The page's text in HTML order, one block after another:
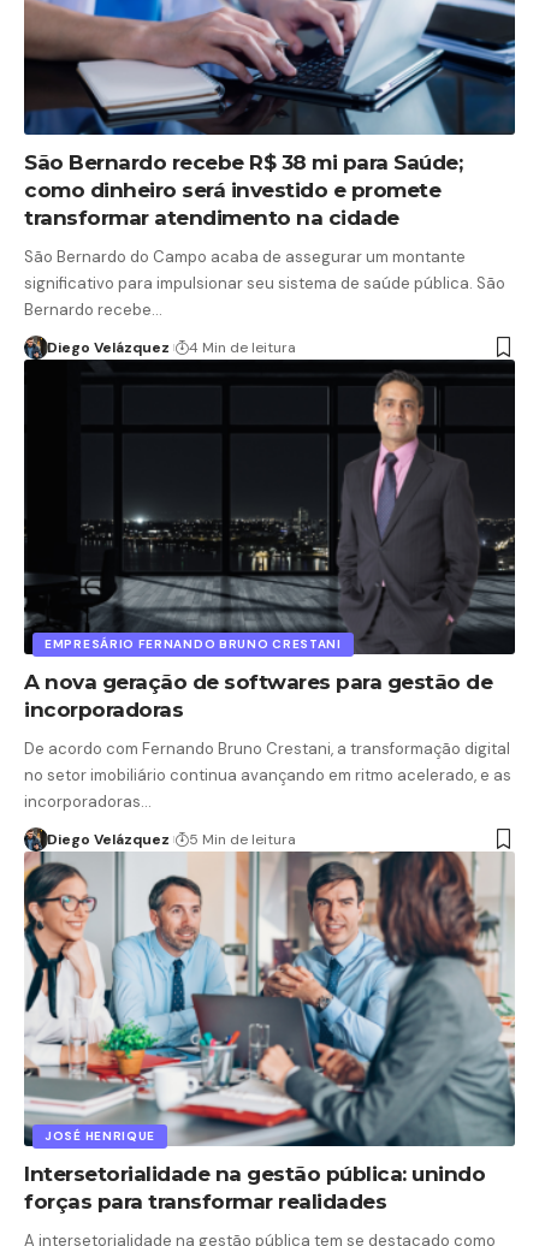
São Bernardo recebe R$ 38 mi para Saúde;
como dinheiro será investido e promete
transformar atendimento na cidade
São Bernardo do Campo acaba de assegurar um montante
significativo para impulsionar seu sistema de saúde pública. São
Bernardo recebe…
Diego Velázquez 4 Min de leitura
EMPRESÁRIO FERNANDO BRUNO CRESTANI
A nova geração de softwares para gestão de
incorporadoras
De acordo com Fernando Bruno Crestani, a transformação digital
no setor imobiliário continua avançando em ritmo acelerado, e as
incorporadoras…
Diego Velázquez 5 Min de leitura
JOSÉ HENRIQUE
Intersetorialidade na gestão pública: unindo
forças para transformar realidades
A intersetorialidade na gestão pública tem se destacado como